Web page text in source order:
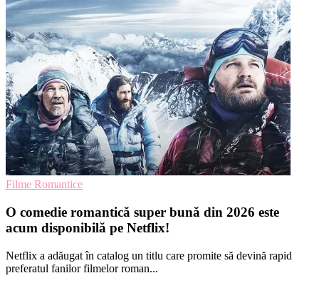
Filme Romantice
O comedie romantică super bună din 2026 este
acum disponibilă pe Netflix!
Netflix a adăugat în catalog un titlu care promite să devină rapid
preferatul fanilor filmelor roman...